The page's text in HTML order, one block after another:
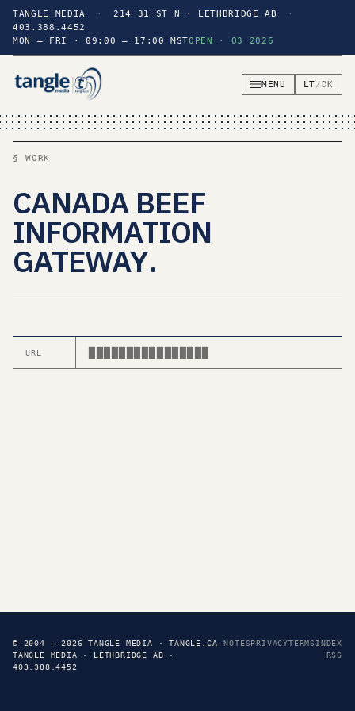
TANGLE MEDIA · 214 31 ST N · LETHBRIDGE AB
·
403.388.4452
MON — FRI · 09:00 — 17:00 MSTOPEN · Q3 2026
MENU LT /DK
§ WORK
CANADA BEEF
INFORMATION
GATEWAY.
URL
© 2004 — 2026 TANGLE MEDIA · TANGLE.CA
TANGLE MEDIA · LETHBRIDGE AB ·
403.388.4452
NOTESPRIVACYTERMSINDEX
RSS